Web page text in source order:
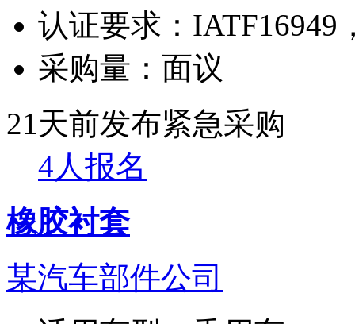
认证要求： IATF16949
采购量： 面议
21天前发布紧急采购
4人报名
橡胶衬套
某汽车部件公司